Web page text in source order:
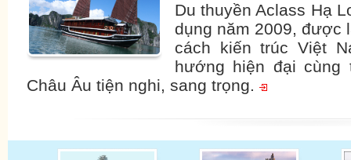
Du thuyền Aclass Hạ
dụng năm 2009, được
cách kiến trúc Việt
hướng hiện đại cùng
Châu Âu tiện nghi, sang trọng.